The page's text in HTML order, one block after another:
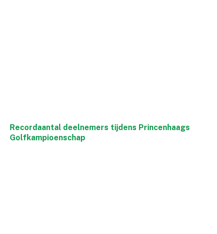
Recordaantal deelnemers tijdens Princenhaags
Golfkampioenschap